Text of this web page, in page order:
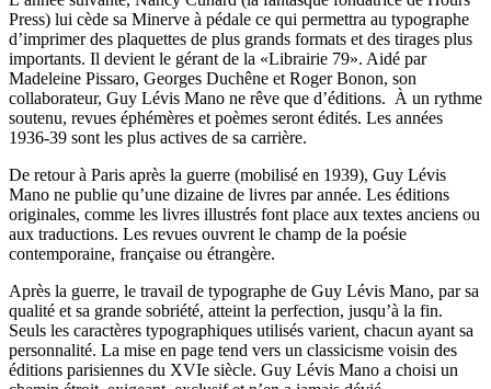
Press) lui cède sa Minerve à pédale ce qui permettra au typographe
d’imprimer des plaquettes de plus grands formats et des tirages plus
importants. Il devient le gérant de la «Librairie 79». Aidé par
Madeleine Pissaro, Georges Duchêne et Roger Bonon, son
collaborateur, Guy Lévis Mano ne rêve que d’éditions. À un rythme
soutenu, revues éphémères et poèmes seront édités. Les années
1936-39 sont les plus actives de sa carrière.
De retour à Paris après la guerre (mobilisé en 1939), Guy Lévis
Mano ne publie qu’une dizaine de livres par année. Les éditions
originales, comme les livres illustrés font place aux textes anciens ou
aux traductions. Les revues ouvrent le champ de la poésie
contemporaine, française ou étrangère.
Après la guerre, le travail de typographe de Guy Lévis Mano, par sa
qualité et sa grande sobriété, atteint la perfection, jusqu’à la fin.
Seuls les caractères typographiques utilisés varient, chacun ayant sa
personnalité. La mise en page tend vers un classicisme voisin des
éditions parisiennes du XVIe siècle. Guy Lévis Mano a choisi un